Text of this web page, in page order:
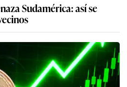
Sudamérica: así se